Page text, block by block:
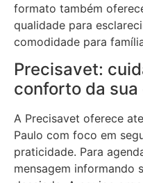
formato também
qualidade para
comodidade para
Precisavet:
conforto da sua
A Precisavet oferece
Paulo com foco em
praticidade. Para
mensagem informando